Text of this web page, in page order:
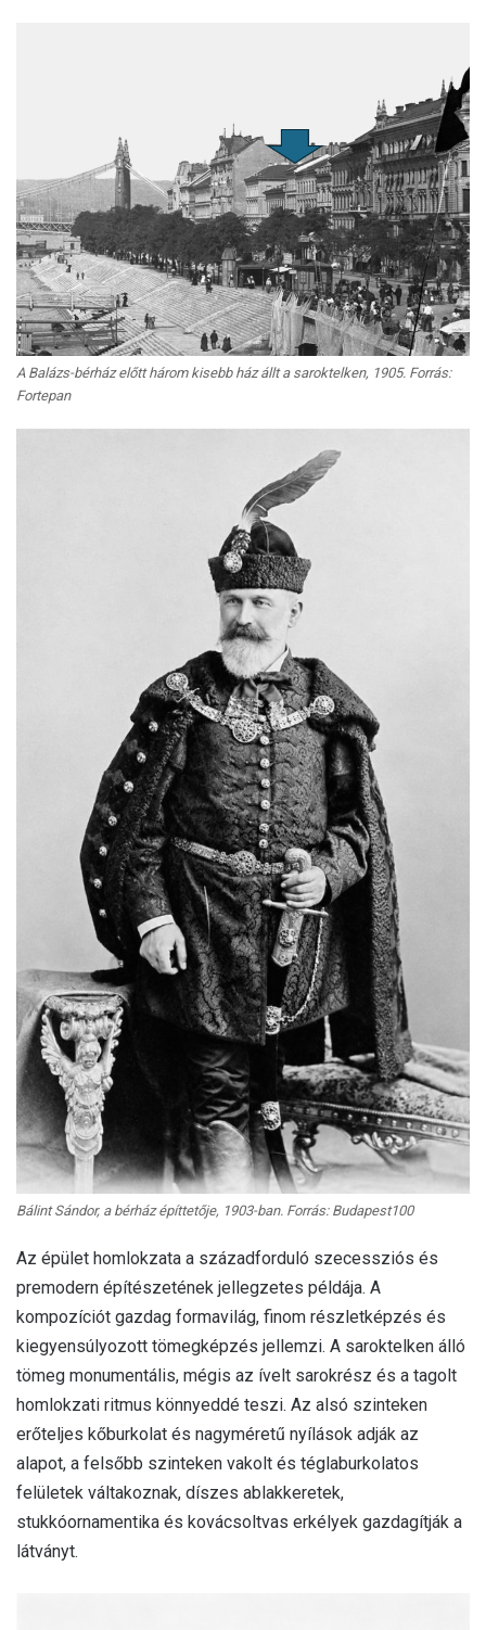
A Balázs-bérház előtt három kisebb ház állt a saroktelken, 1905. Forrás:
Fortepan
Bálint Sándor, a bérház építtetője, 1903-ban. Forrás: Budapest100
Az épület homlokzata a századforduló szecessziós és
premodern építészetének jellegzetes példája. A
kompozíciót gazdag formavilág, finom részletképzés és
kiegyensúlyozott tömegképzés jellemzi. A saroktelken álló
tömeg monumentális, mégis az ívelt sarokrész és a tagolt
homlokzati ritmus könnyeddé teszi. Az alsó szinteken
erőteljes kőburkolat és nagyméretű nyílások adják az
alapot, a felsőbb szinteken vakolt és téglaburkolatos
felületek váltakoznak, díszes ablakkeretek,
stukkóornamentika és kovácsoltvas erkélyek gazdagítják a
látványt.